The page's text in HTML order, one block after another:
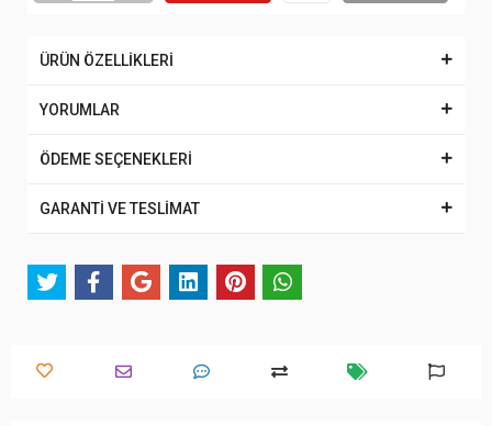
ÜRÜN ÖZELLİKLERİ
YORUMLAR
ÖDEME SEÇENEKLERİ
GARANTİ VE TESLİMAT